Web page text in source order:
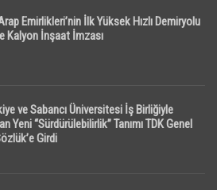
Emirlikleri’nin İlk Yüksek Hızlı Demiryolu
Kalyon İnşaat İmzası
ve Sabancı Üniversitesi İş Birliğiyle
Yeni “Sürdürülebilirlik” Tanımı TDK Genel
Girdi